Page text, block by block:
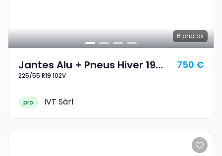
6 photos
Jantes Alu + Pneus Hiver 19
225/55 R19 102V
225/55 R19 102V
750 €
pro IVT Sàrl